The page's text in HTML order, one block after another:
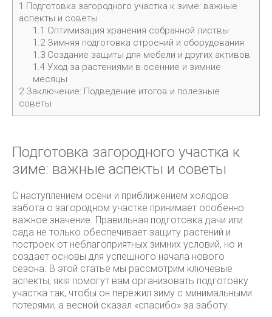
1 Подготовка загородного участка к зиме: важные
аспекты и советы
1.1 Оптимизация хранения собранной листвы
1.2Зимняя подготовка строений и оборудования
1.3Создание защиты для мебели и других активов
1.4Уход за растениями в осенние и зимние
месяцы
2Заключение: Подведение итогов и полезные
советы
Подготовка загородного участка к
зиме: важные аспекты и советы
С наступлением осени и приближением холодов
забота о загородном участке принимает особенно
важное значение. Правильная подготовка дачи или
сада не только обеспечивает защиту растений и
построек от неблагоприятных зимних условий, но и
создает основы для успешного начала нового
сезона. В этой статье мы рассмотрим ключевые
аспекты, якія помогут вам организовать подготовку
участка так, чтобы он пережил зиму с минимальными
потерями, а весной сказал «спасибо» за заботу.